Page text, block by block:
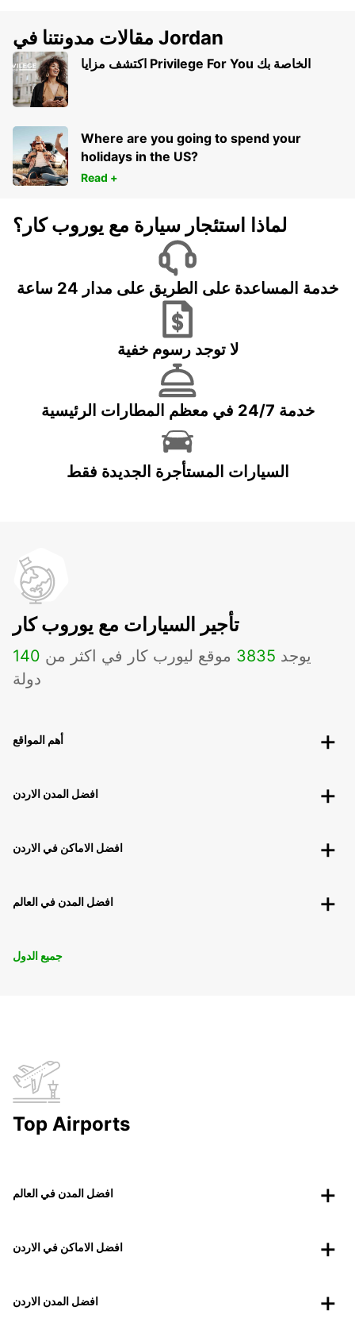
مقالات مدونتنا في Jordan
اكتشف مزايا Privilege For You الخاصة بك
Where are you going to spend your
holidays in the US?
Read +
لماذا استئجار سيارة مع يوروب كار؟
خدمة المساعدة على الطريق على مدار 24 ساعة
لا توجد رسوم خفية
خدمة 24/7 في معظم المطارات الرئيسية
السيارات المستأجرة الجديدة فقط
تأجير السيارات مع يوروب كار
يوجد 3835 موقع ليورب كار في اكثر من 140
دولة
أهم المواقع
افضل المدن الاردن
افضل الاماكن في الاردن
افضل المدن في العالم
جميع الدول
Top Airports
افضل المدن في العالم
افضل الاماكن في الاردن
افضل المدن الاردن